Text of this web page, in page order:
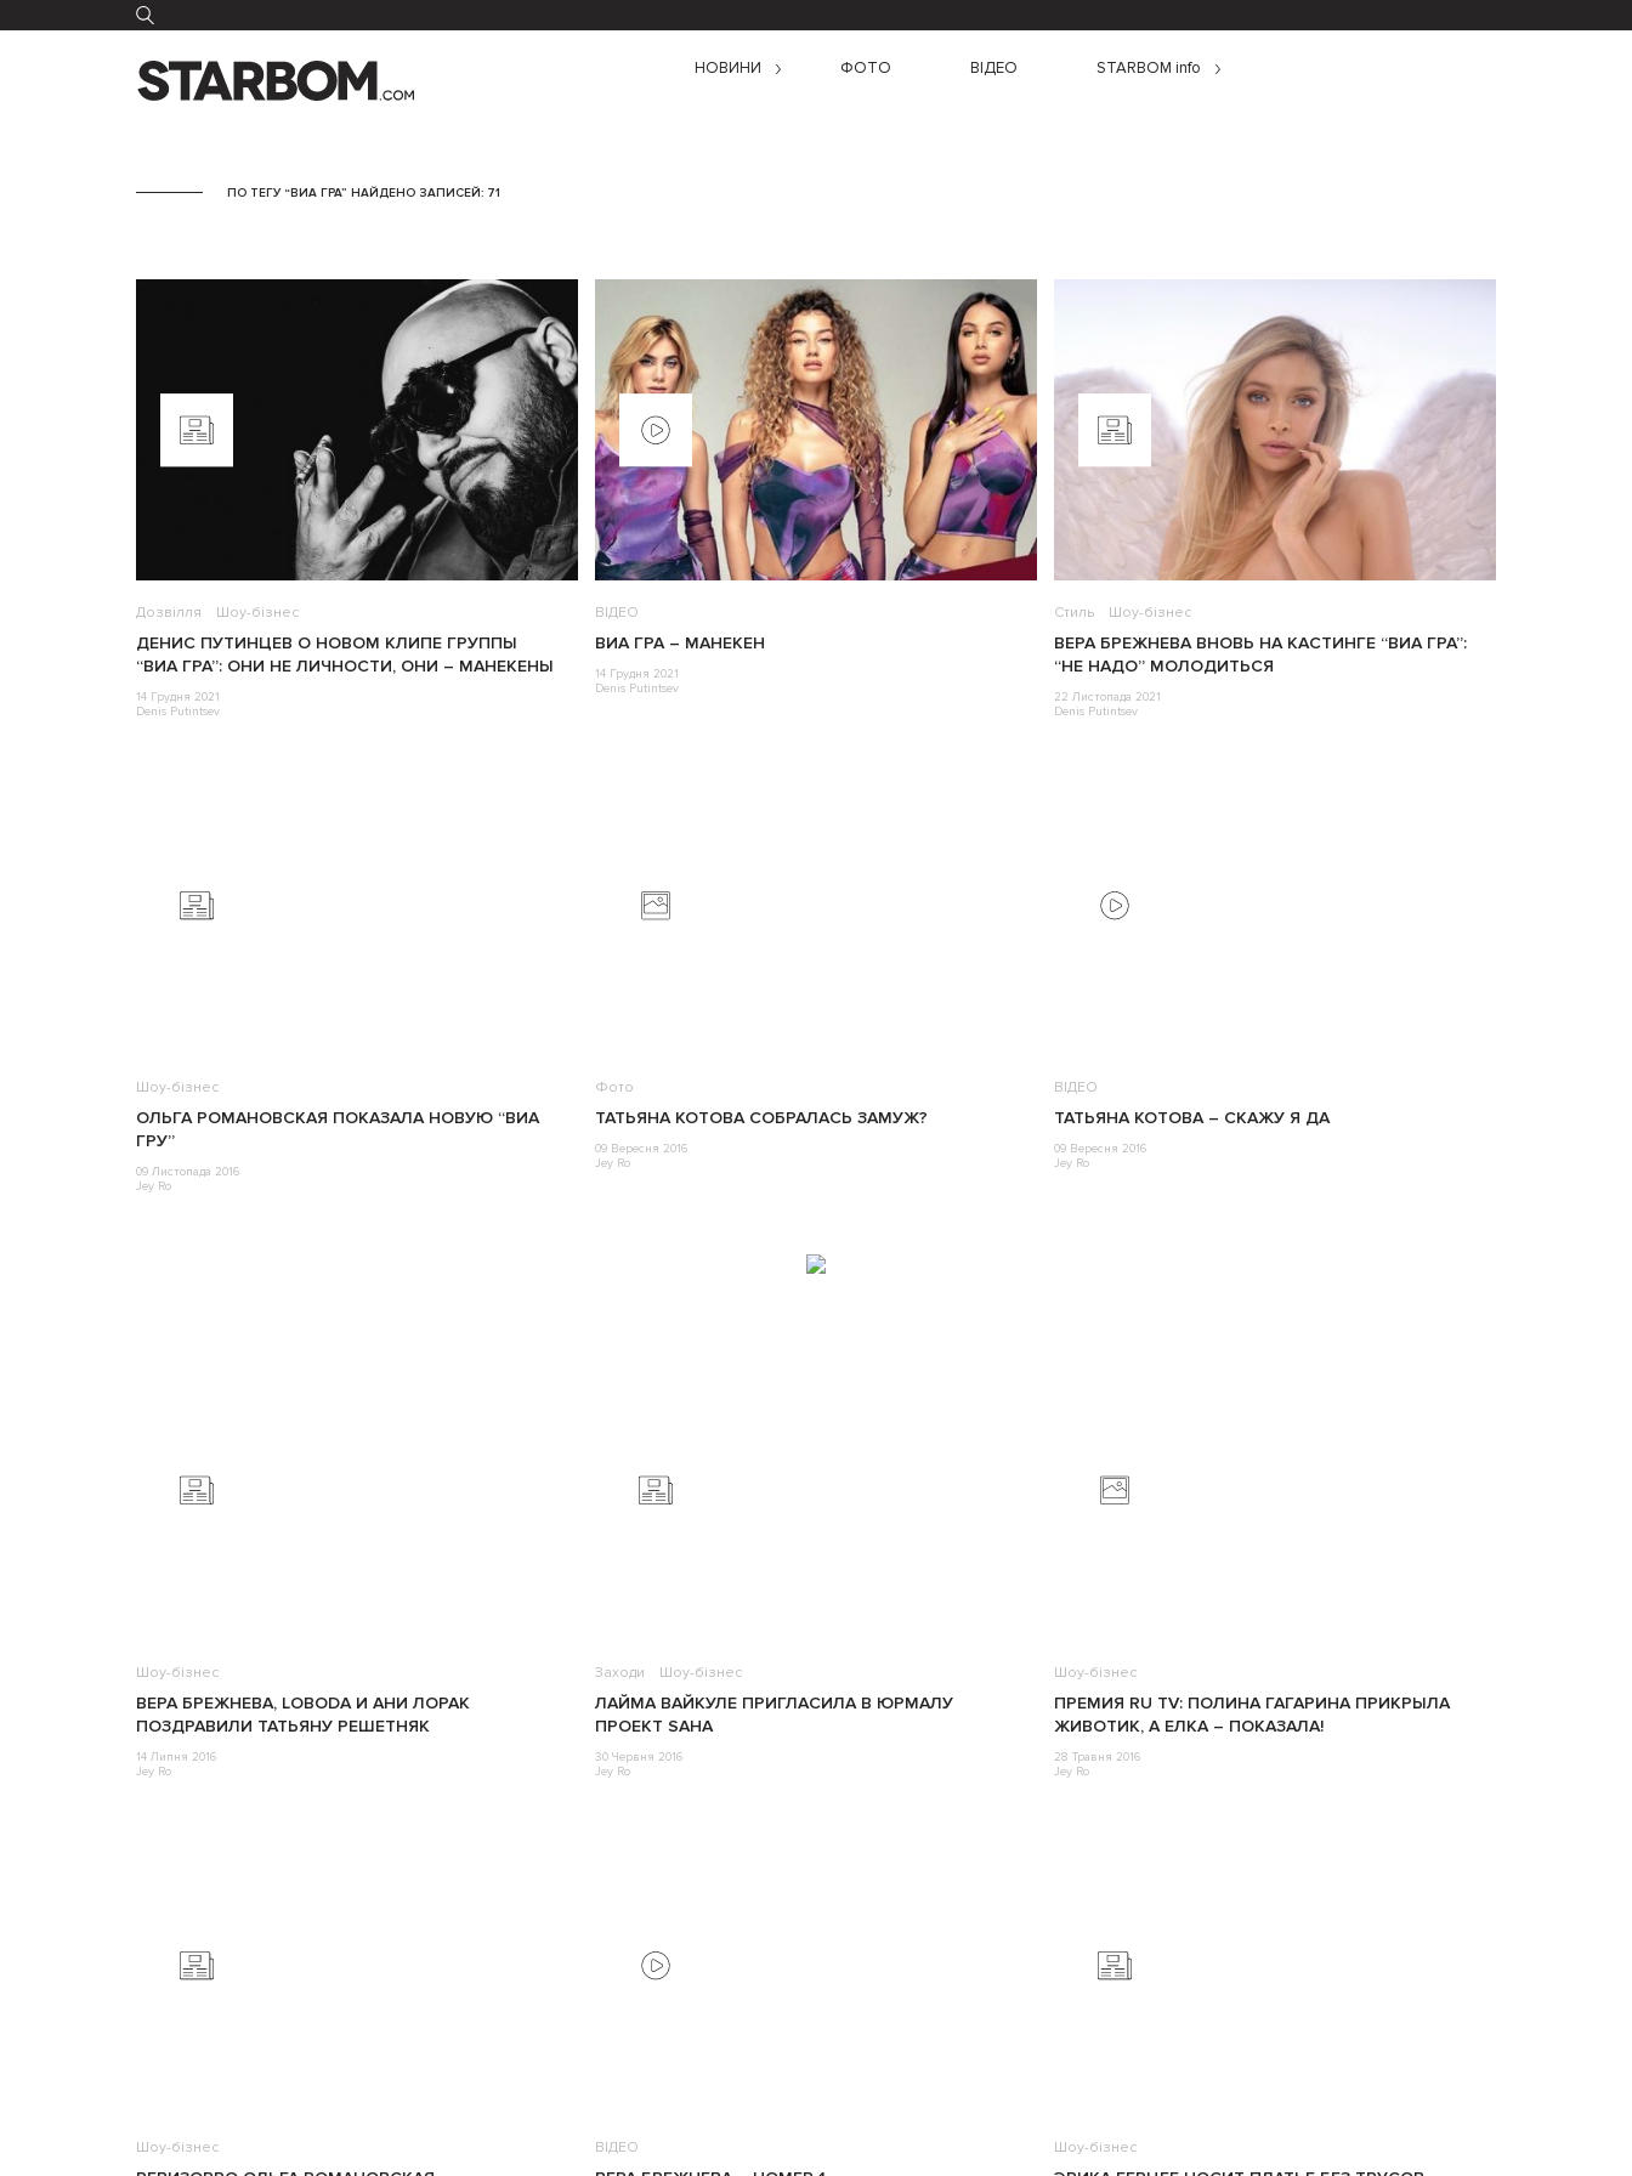
НОВИНИ ФОТО ВІДЕО STARBOM info
ПО ТЕГУ “ВИА ГРА” НАЙДЕНО ЗАПИСЕЙ: 71
Дозвілля Шоу-бізнес
ДЕНИС ПУТИНЦЕВ О НОВОМ КЛИПЕ ГРУППЫ
“ВИА ГРА”: ОНИ НЕ ЛИЧНОСТИ, ОНИ – МАНЕКЕНЫ
14 Грудня 2021
Denis Putintsev
ВІДЕО
ВИА ГРА – МАНЕКЕН
14 Грудня 2021
Denis Putintsev
Стиль Шоу-бізнес
ВЕРА БРЕЖНЕВА ВНОВЬ НА КАСТИНГЕ “ВИА ГРА”:
“НЕ НАДО” МОЛОДИТЬСЯ
22 Листопада 2021
Denis Putintsev
Шоу-бізнес
ОЛЬГА РОМАНОВСКАЯ ПОКАЗАЛА НОВУЮ “ВИА
ГРУ”
09 Листопада 2016
Jey Ro
Фото
ТАТЬЯНА КОТОВА СОБРАЛАСЬ ЗАМУЖ?
09 Вересня 2016
Jey Ro
ВІДЕО
ТАТЬЯНА КОТОВА – СКАЖУ Я ДА
09 Вересня 2016
Jey Ro
Шоу-бізнес
ВЕРА БРЕЖНЕВА, LOBODA И АНИ ЛОРАК
ПОЗДРАВИЛИ ТАТЬЯНУ РЕШЕТНЯК
14 Липня 2016
Jey Ro
Заходи Шоу-бізнес
ЛАЙМА ВАЙКУЛЕ ПРИГЛАСИЛА В ЮРМАЛУ
ПРОЕКТ SAHA
30 Червня 2016
Jey Ro
Шоу-бізнес
ПРЕМИЯ RU TV: ПОЛИНА ГАГАРИНА ПРИКРЫЛА
ЖИВОТИК, А ЕЛКА – ПОКАЗАЛА!
28 Травня 2016
Jey Ro
Шоу-бізнес ВІДЕО Шоу-бізнес